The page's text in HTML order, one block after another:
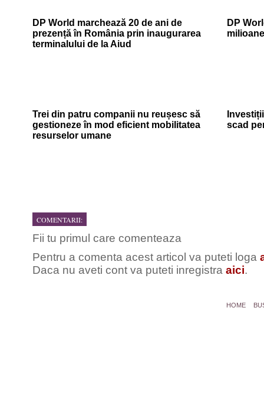
DP World marchează 20 de ani de
prezență în România prin inaugurarea
terminalului de la Aiud
DP
Trei din patru companii nu reușesc să
gestioneze în mod eficient mobilitatea
resurselor umane
scad
COMENTARII:
Fii tu primul care comenteaza
Pentru a comenta acest articol va puteti loga
Daca nu aveti cont va puteti inregistra aici.
HOME